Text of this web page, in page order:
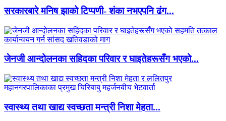
सरकारबारे मनिष झाको टिप्पणी- शंका नभएपनि ढंग...
जेनजी आन्दोलनका सहिदका परिवार र घाइतेहरूसँग भएको...
स्वास्थ्य तथा खाद्य स्वच्छता मन्त्री निशा मेहता...